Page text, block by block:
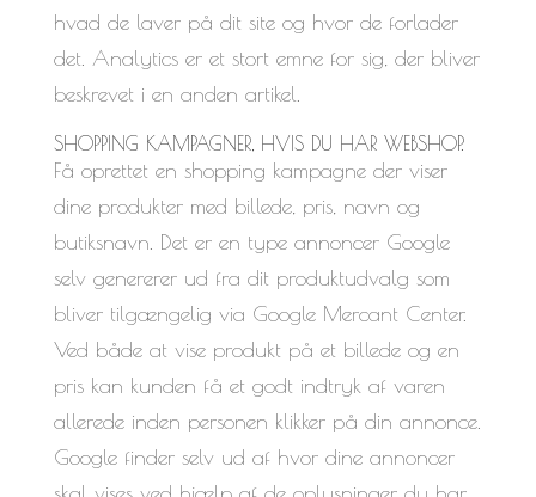
hvad de laver på dit site og hvor de forlader
det. Analytics er et stort emne for sig, der bliver
beskrevet i en anden artikel.
SHOPPING KAMPAGNER, HVIS DU HAR WEBSHOP.
Få oprettet en shopping kampagne der viser
dine produkter med billede, pris, navn og
butiksnavn. Det er en type annoncer Google
selv genererer ud fra dit produktudvalg som
bliver tilgængelig via Google Mercant Center.
Ved både at vise produkt på et billede og en
pris kan kunden få et godt indtryk af varen
allerede inden personen klikker på din annonce.
Google finder selv ud af hvor dine annoncer